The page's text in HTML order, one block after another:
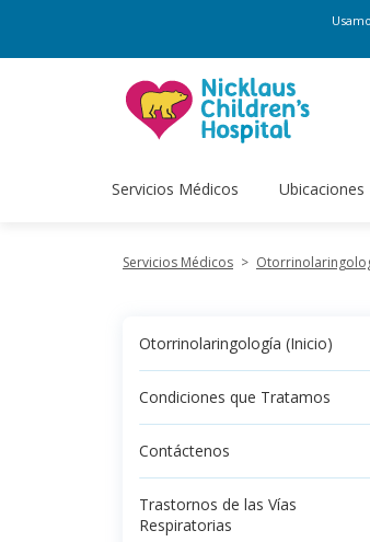
Servicios Médicos Ubicaciones
Servicios Médicos >
Otorrinolaringología (Inicio)
Condiciones que Tratamos
Contáctenos
Trastornos de las Vías
Respiratorias